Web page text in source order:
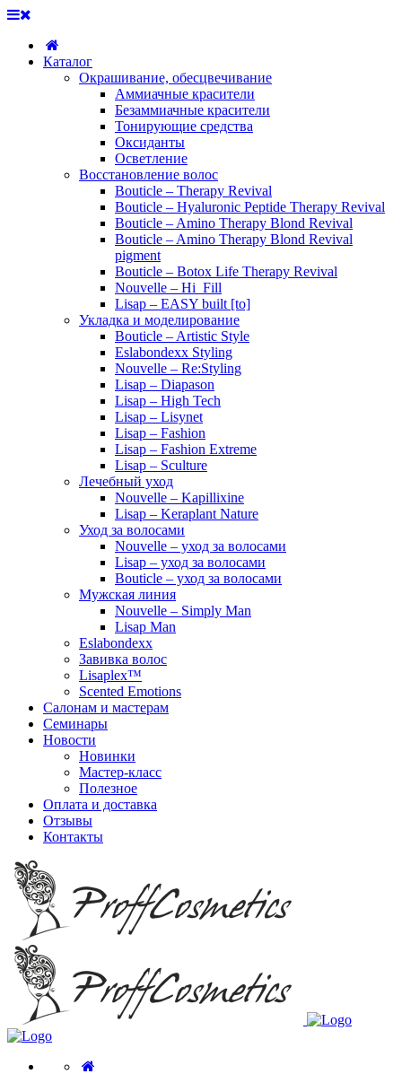
Каталог
Окрашивание, обесцвечивание
Аммиачные красители
Безаммиачные красители
Тонирующие средства
Оксиданты
Осветление
Восстановление волос
Bouticle – Therapy Revival
Bouticle – Hyaluronic Peptide Therapy Revival
Bouticle – Amino Therapy Blond Revival
Bouticle – Amino Therapy Blond Revival
pigment
Bouticle – Botox Life Therapy Revival
Nouvelle – Hi_Fill
Lisap – EASY built [to]
Укладка и моделирование
Bouticle – Artistic Style
Eslabondexx Styling
Nouvelle – Re:Styling
Lisap – Diapason
Lisap – High Tech
Lisap – Lisynet
Lisap – Fashion
Lisap – Fashion Extreme
Lisap – Sculture
Лечебный уход
Nouvelle – Kapillixine
Lisap – Keraplant Nature
Уход за волосами
Nouvelle – уход за волосами
Lisap – уход за волосами
Bouticle – уход за волосами
Мужская линия
Nouvelle – Simply Man
Lisap Man
Eslabondexx
Завивка волос
Lisaplex™
Scented Emotions
Салонам и мастерам
Семинары
Новости
Новинки
Мастер-класс
Полезное
Оплата и доставка
Отзывы
Контакты